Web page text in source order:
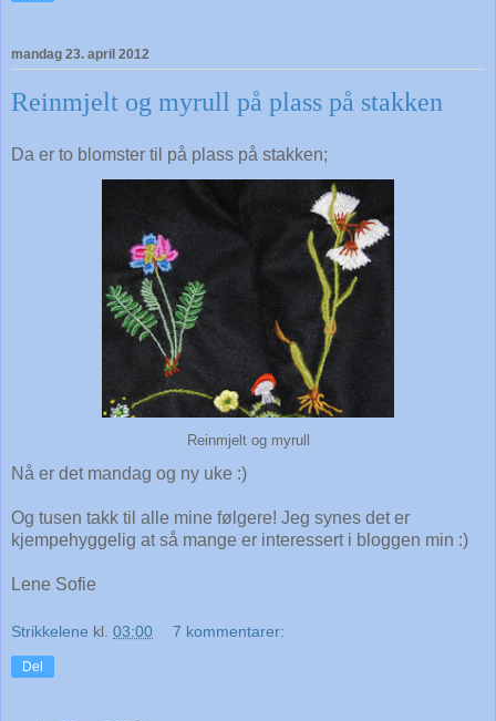
mandag 23. april 2012
Reinmjelt og myrull på plass på stakken
Da er to blomster til på plass på stakken;
Reinmjelt og myrull
Nå er det mandag og ny uke :)
Og tusen takk til alle mine følgere! Jeg synes det er
kjempehyggelig at så mange er interessert i bloggen min :)
Lene Sofie
Strikkelene kl. 03:00 7 kommentarer:
Del